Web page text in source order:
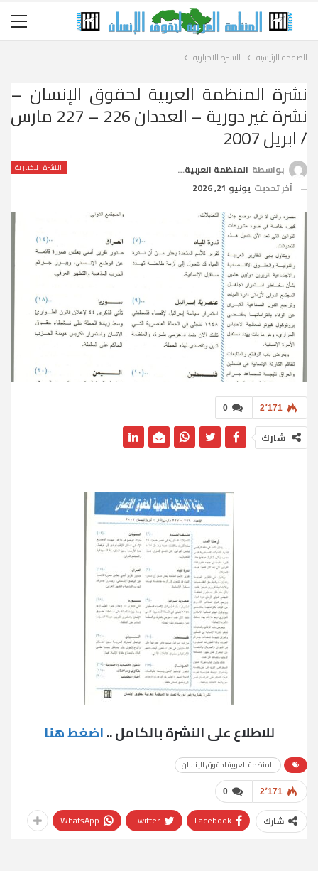
الصفحة الرئيسية النشرة الاخبارية
نشرة المنظمة العربية لحقوق الإنسان –
نشرة غير دورية – العددان 226 – 227 مارس
/ ابريل 2007
النشرة الاخبارية بواسطة المنظمة العربية لحقوق الإنسان
آخر تحديث يونيو 21, 2026
0 2٬171
شارك
للاطلاع على النشرة بالكامل ..اضغط هنا
المنظمة العربية لحقوق الإنسان
0 2٬171
شارك Facebook
Twitter
WhatsApp